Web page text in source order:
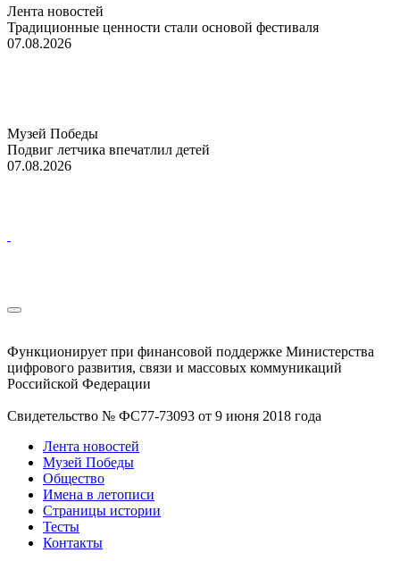
Лента новостей
Традиционные ценности стали основой фестиваля
07.08.2026
Музей Победы
Подвиг летчика впечатлил детей
07.08.2026
Функционирует при финансовой поддержке Министерства
цифрового развития, связи и массовых коммуникаций
Российской Федерации
Свидетельство № ФС77-73093 от 9 июня 2018 года
Лента новостей
Музей Победы
Общество
Имена в летописи
Страницы истории
Тесты
Контакты